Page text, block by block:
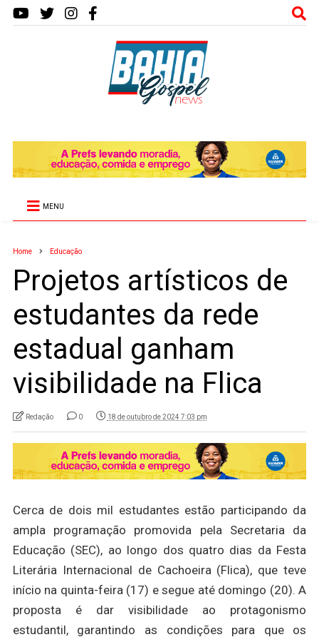
MENU
Home Educação
Projetos artísticos de
estudantes da rede
estadual ganham
visibilidade na Flica
Redação 0 18 de outubro de 2024 7:03 pm
Cerca de dois mil estudantes estão participando da
ampla programação promovida pela Secretaria da
Educação (SEC), ao longo dos quatro dias da Festa
Literária Internacional de Cachoeira (Flica), que teve
início na quinta-feira (17) e segue até domingo (20). A
proposta é dar visibilidade ao protagonismo
estudantil, garantindo as condições para que os